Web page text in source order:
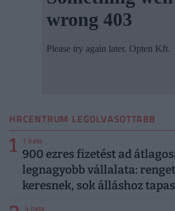
HRCENTRUM LEGOLVASOTTABB
1 1 hete
900 ezres fizetést ad
legnagyobb vállalata:
keresnek, sok álláshoz
4 hete